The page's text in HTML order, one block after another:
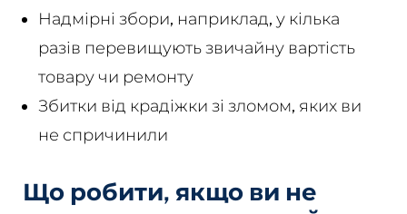
Надмірні збори, наприклад, у кілька
разів перевищують звичайну вартість
товару чи ремонту
Збитки від крадіжки зі зломом, яких ви
не спричинили
Що робити, якщо ви не